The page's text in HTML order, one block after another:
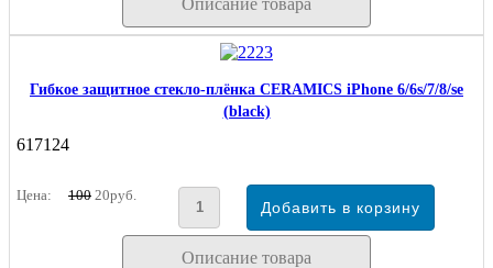
Гибкое защитное стекло-плёнка CERAMICS iPhone 6/6s/7/8/se
(black)
617124
Цена: 100 20руб.
Описание товара